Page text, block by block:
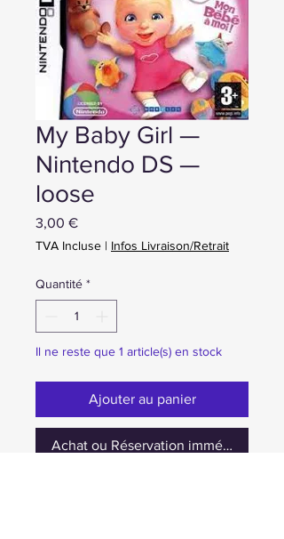
My Baby Girl —
Nintendo DS —
loose
3,00 €Prix
TVA Incluse | Infos Livraison/Retrait
Quantité *
Il ne reste que 1 article(s) en stock
Ajouter au panier
Achat ou Réservation immédiate